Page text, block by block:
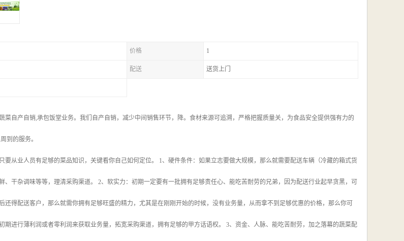
价格 1
配送 送货上门
菜自产自销,承包饭堂业务。我们自产自销，减少中间销售环节，降。食材来源可追溯，严格把握质量关，为食品安全提供强有力的
到的服务。
要从业人员有足够的菜品知识，关键看你自己如何定位。 1、硬件条件：如果立志要做大规模，那么就需要配送车辆（冷藏的箱式货
、干杂调味等等，理清采购渠道。 2、软实力：初期一定要有一批拥有足够责任心、能吃苦耐劳的兄弟，因为配送行业起早贪黑，可
还得配送客户，那么就需你拥有足够旺盛的精力，尤其是在刚刚开始的时候，没有业务量，从而拿不到足够优惠的价格，那么你可
期进行薄利润或者零利润来获取业务量，拓宽采购渠道，拥有足够的甲方话语权。 3、资金、人脉、能吃苦耐劳，加之落幕的蔬菜配